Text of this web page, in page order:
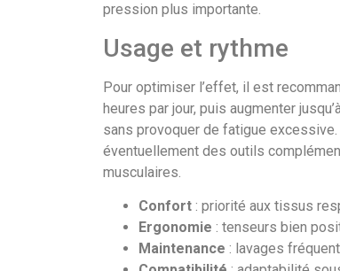
pression plus importante.
Usage et rythme
Pour optimiser l’effet, il est
heures par jour, puis augmenter
sans provoquer de fatigue
éventuellement des outils
musculaires.
Confort: priorité aux tissus
Ergonomie : tenseurs bien
Maintenance : lavages